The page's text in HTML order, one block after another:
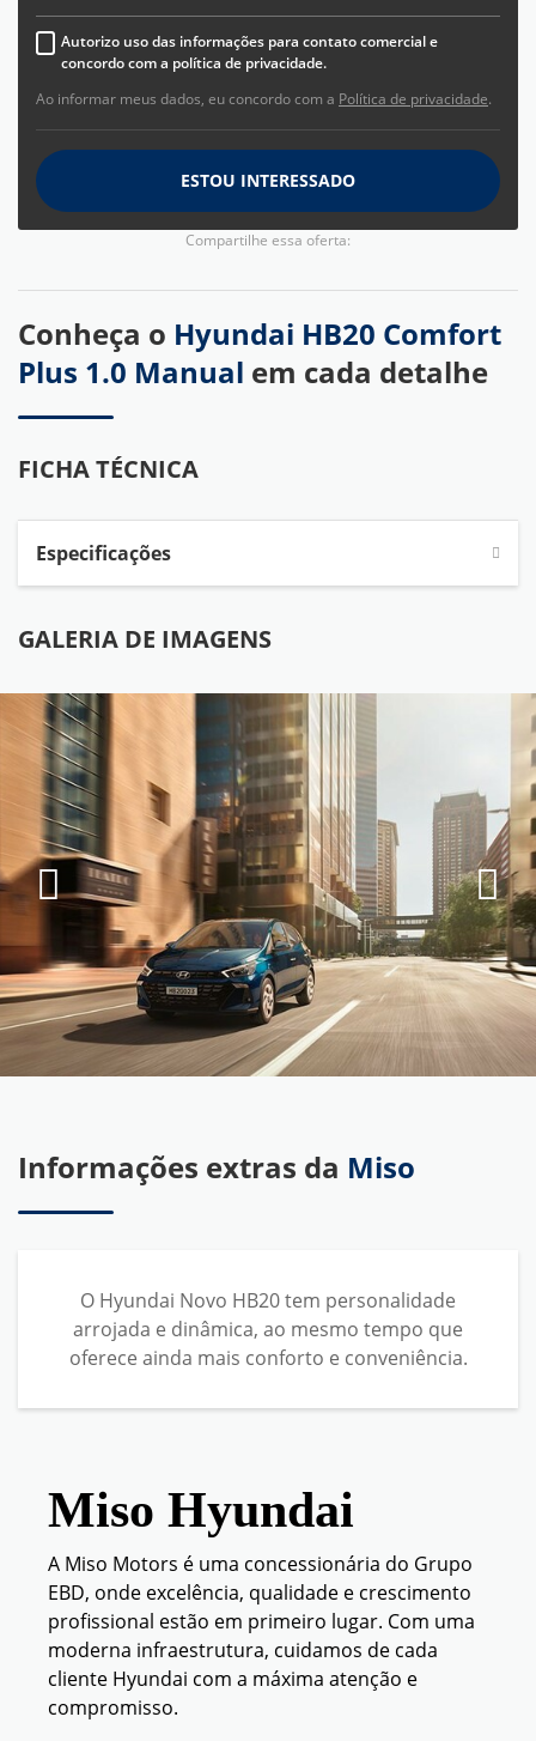
Autorizo uso das informações para contato comercial e
concordo com a política de privacidade.
Ao informar meus dados, eu concordo com a Política de privacidade.
ESTOU INTERESSADO
Compartilhe essa oferta:
Conheça o Hyundai HB20 Comfort
Plus 1.0 Manual em cada detalhe
FICHA TÉCNICA
Especificações
GALERIA DE IMAGENS
Informações extras da Miso
O Hyundai Novo HB20 tem personalidade
arrojada e dinâmica, ao mesmo tempo que
oferece ainda mais conforto e conveniência.
Miso Hyundai
A Miso Motors é uma concessionária do Grupo
EBD, onde excelência, qualidade e crescimento
profissional estão em primeiro lugar. Com uma
moderna infraestrutura, cuidamos de cada
cliente Hyundai com a máxima atenção e
compromisso.